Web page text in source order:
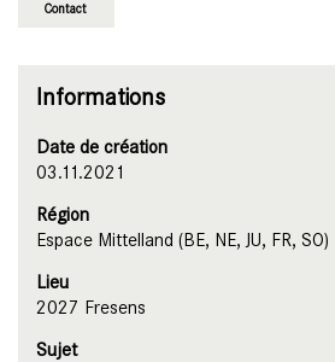
Contact
Informations
Date de création
03.11.2021
Région
Espace Mittelland (BE, NE, JU, FR, SO)
Lieu
2027 Fresens
Sujet